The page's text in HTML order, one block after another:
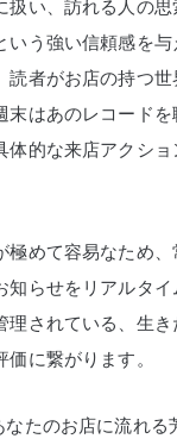
いう強い信頼感を与
者がお店の持つ世
末はあのレコード
体的な来店アクショ
極めて容易なため
知らせをリアルタ
理されている、生
に繋がります。
たのお店に流れる